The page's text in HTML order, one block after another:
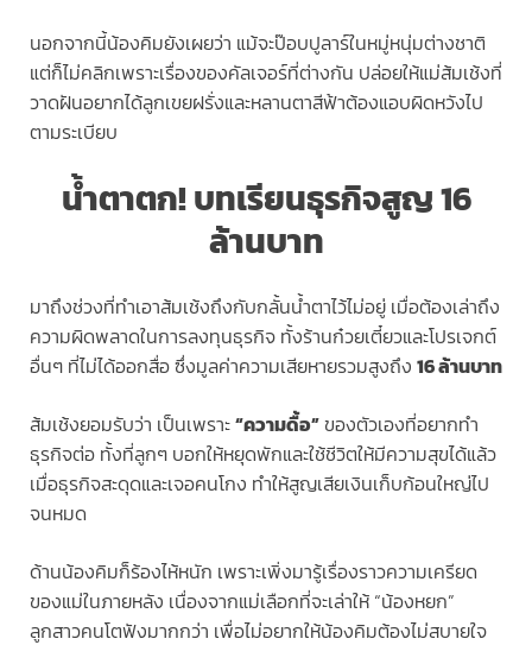
นอกจากนี้น้องคิมยังเผยว่า แม้จะป๊อบปูลาร์ในหมู่หนุ่มต่างชาติ
แต่ก็ไม่คลิกเพราะเรื่องของคัลเจอร์ที่ต่างกัน ปล่อยให้แม่ส้มเช้งที่
วาดฝันอยากได้ลูกเขยฝรั่งและหลานตาสีฟ้าต้องแอบผิดหวังไป
ตามระเบียบ
น้ำตาตก! บทเรียนธุรกิจสูญ 16
ล้านบาท
มาถึงช่วงที่ทำเอาส้มเช้งถึงกับกลั้นน้ำตาไว้ไม่อยู่ เมื่อต้องเล่าถึง
ความผิดพลาดในการลงทุนธุรกิจ ทั้งร้านก๋วยเตี๋ยวและโปรเจกต์
อื่นๆ ที่ไม่ได้ออกสื่อ ซึ่งมูลค่าความเสียหายรวมสูงถึง 16 ล้านบาท
ส้มเช้งยอมรับว่า เป็นเพราะ“ความดื้อ”ของตัวเองที่อยากทำ
ธุรกิจต่อ ทั้งที่ลูกๆ บอกให้หยุดพักและใช้ชีวิตให้มีความสุขได้แล้ว
เมื่อธุรกิจสะดุดและเจอคนโกง ทำให้สูญเสียเงินเก็บก้อนใหญ่ไป
จนหมด
ด้านน้องคิมก็ร้องไห้หนัก เพราะเพิ่งมารู้เรื่องราวความเครียด
ของแม่ในภายหลัง เนื่องจากแม่เลือกที่จะเล่าให้ “น้องหยก”
ลูกสาวคนโตฟังมากกว่า เพื่อไม่อยากให้น้องคิมต้องไม่สบายใจ